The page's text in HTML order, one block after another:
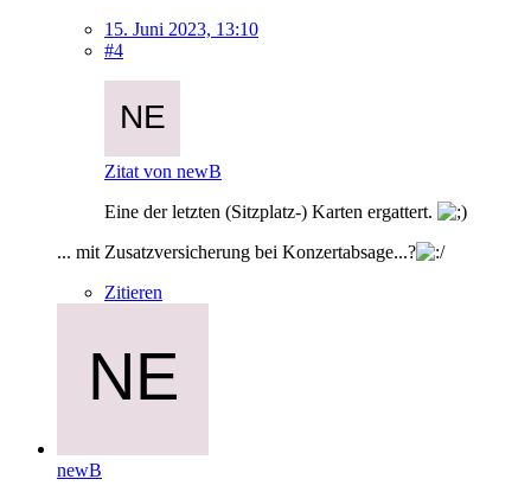
15. Juni 2023, 13:10
#4
Zitat von newB
Eine der letzten (Sitzplatz-) Karten ergattert.
... mit Zusatzversicherung bei Konzertabsage...?
Zitieren
newB